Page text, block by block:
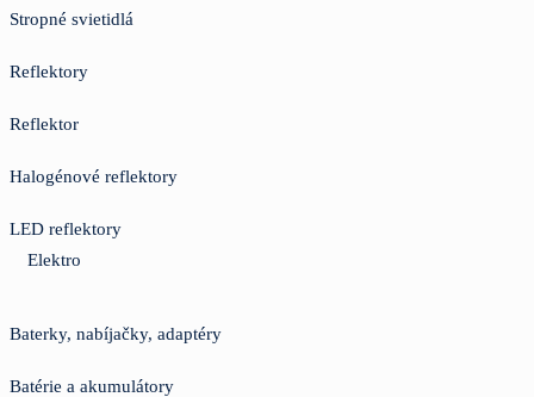
Stropné svietidlá
Reflektory
Reflektor
Halogénové reflektory
LED reflektory
Elektro
Baterky, nabíjačky, adaptéry
Batérie a akumulátory